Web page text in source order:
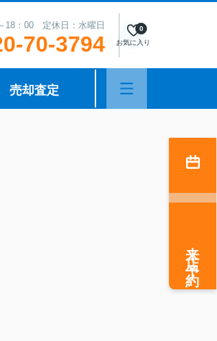
18：00 定休日：水曜日
70-3794 お気に入り
0
売却査定
来店予約